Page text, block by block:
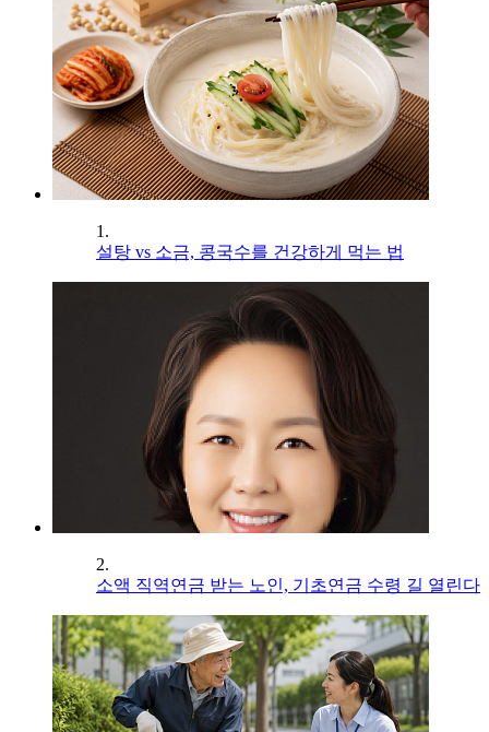
1.
설탕 vs 소금, 콩국수를 건강하게 먹는 법
2.
소액 직역연금 받는 노인, 기초연금 수령 길 열린다